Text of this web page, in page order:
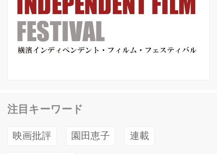
注目キーワード
映画批評 園田恵子 連載